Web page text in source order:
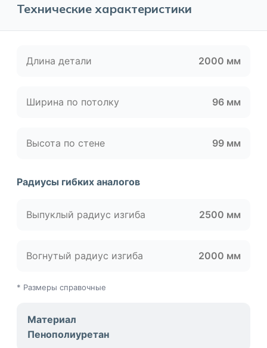
Технические характеристики
Длина детали 2000 мм
Ширина по потолку 96 мм
Высота по стене 99 мм
Радиусы гибких аналогов
Выпуклый радиус изгиба 2500 мм
Вогнутый радиус изгиба 2000 мм
* Размеры справочные
Материал
Пенополиуретан